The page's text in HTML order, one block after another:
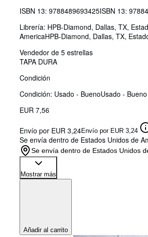
ISBN 13: 9788489693425ISBN 13:
Librería: HPB-Diamond, Dallas, TX,
AmericaHPB-Diamond, Dallas, TX,
Vendedor de 5 estrellas
TAPA DURA
Condición
Condición: Usado - BuenoUsado - Bueno
EUR 7,56
Envío por EUR 3,24Envío por EUR 3,24
Se envía dentro de Estados Unidos de
Se envía dentro de Estados Unidos
Mostrar más
Añadir al carrito